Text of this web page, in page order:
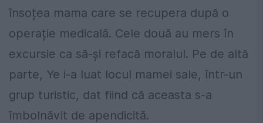
însoțea mama care se recupera după o
operație medicală. Cele două au mers în
excursie ca să-și refacă moralul. Pe de altă
parte, Ye i-a luat locul mamei sale, într-un
grup turistic, dat fiind că aceasta s-a
îmbolnăvit de apendicită.